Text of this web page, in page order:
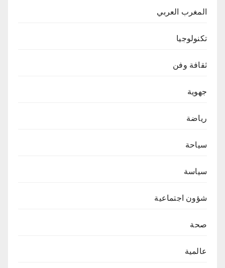
المغرب العربي
تكنولوجيا
ثقافة وفن
جهوية
رياضة
سياحة
سياسة
شؤون اجتماعية
صحة
عالمية